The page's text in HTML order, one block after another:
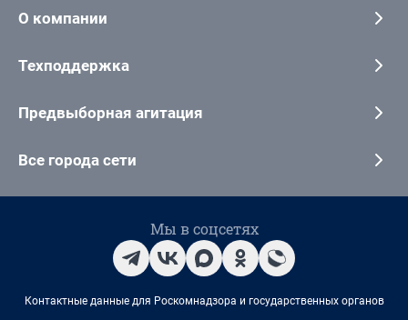
О компании
Техподдержка
Предвыборная агитация
Все города сети
Мы в соцсетях
Контактные данные для Роскомнадзора и государственных органов